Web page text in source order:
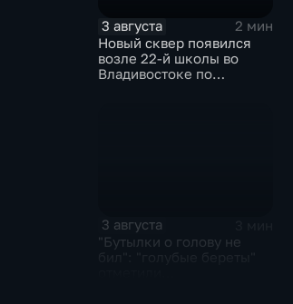
3 августа
2 мин
Новый сквер появился
возле 22-й школы во
Владивостоке по
3 августа
"Бутылки о голову не